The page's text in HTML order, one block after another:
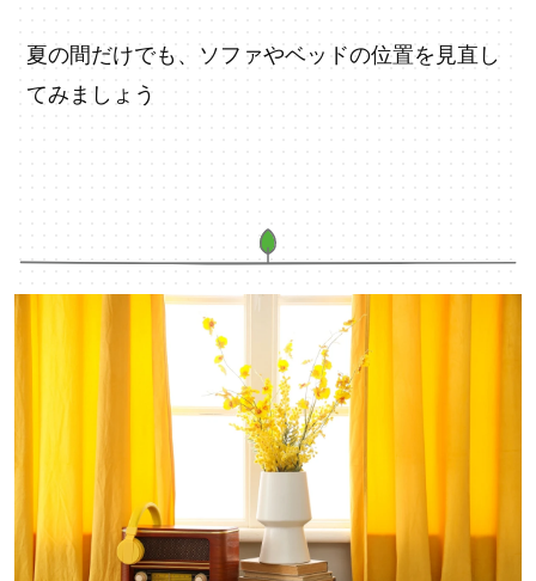
夏の間だけでも、ソファやベッドの位置を見直し
てみましょう